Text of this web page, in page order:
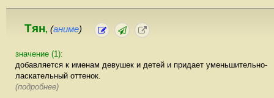
Тян, (аниме)
значение (1):
добавляется к именам девушек и детей и придает уменьшительно-
ласкательный оттенок.
(подробнее)